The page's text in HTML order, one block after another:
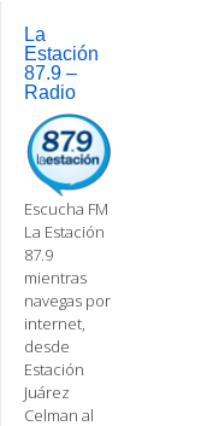
navigation
La
Estación
87.9 –
Radio
Escucha FM
La Estación
87.9
mientras
navegas por
internet,
desde
Estación
Juárez
Celman al